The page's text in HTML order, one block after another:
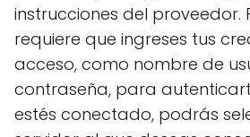
instrucciones del proveedor.
requiere que ingreses tus
acceso, como nombre de
contraseña, para
estés conectado, podrás